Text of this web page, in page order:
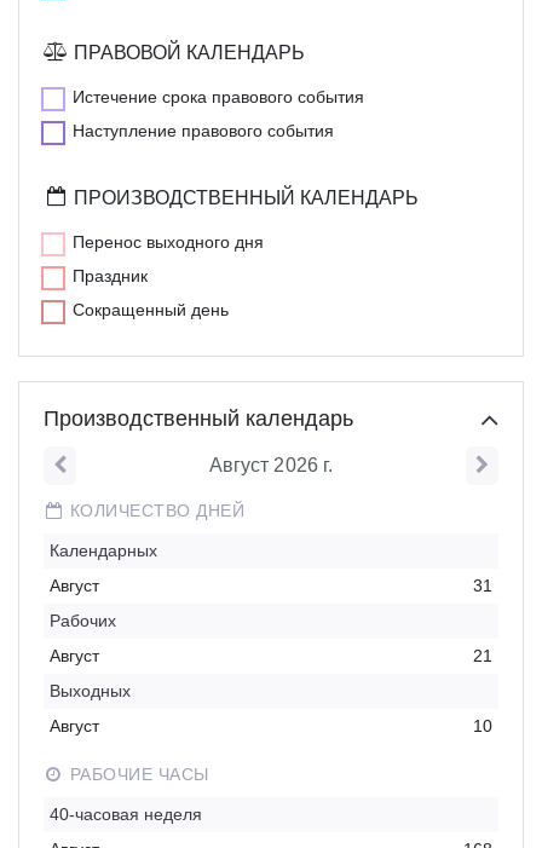
ПРАВОВОЙ КАЛЕНДАРЬ
Истечение срока правового события
Наступление правового события
ПРОИЗВОДСТВЕННЫЙ КАЛЕНДАРЬ
Перенос выходного дня
Праздник
Сокращенный день
Производственный календарь
Август 2026 г.
КОЛИЧЕСТВО ДНЕЙ
Календарных
Август
31
Рабочих
Август
21
Выходных
Август
10
РАБОЧИЕ ЧАСЫ
40-часовая неделя